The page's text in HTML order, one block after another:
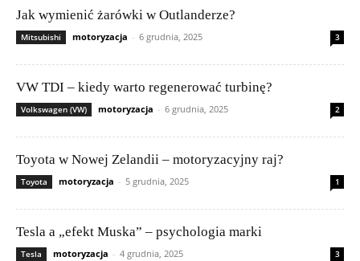
Jak wymienić żarówki w Outlanderze?
Mitsubishi motoryzacja - 6 grudnia, 2025 3
VW TDI – kiedy warto regenerować turbinę?
Volkswagen (VW) motoryzacja - 6 grudnia, 2025 2
Toyota w Nowej Zelandii – motoryzacyjny raj?
Toyota motoryzacja - 5 grudnia, 2025 1
Tesla a „efekt Muska” – psychologia marki
Tesla motoryzacja - 4 grudnia, 2025 3